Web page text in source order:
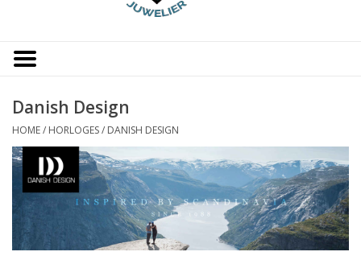
Occasions
Trouwringen
Overige
Danish Design
HOME/ HORLOGES/ DANISH DESIGN